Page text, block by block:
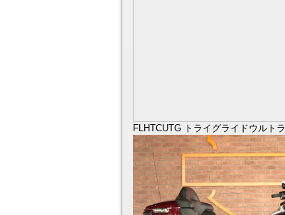
FLHTCUTG トライグライドウルトラ